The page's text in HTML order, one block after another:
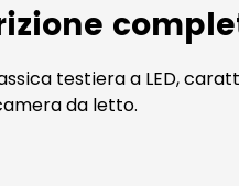
testiera a LED,
da letto.